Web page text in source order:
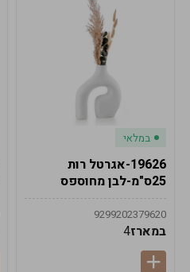
במלאי
19626-אגרטל רות
25ס"מ-לבן מחוספס
9299202379620
במארז4
לתשלום